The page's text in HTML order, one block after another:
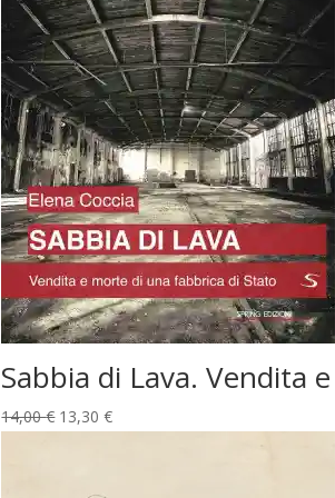
Sabbia di Lava. Vendita
14,00€ Il13,30€Il